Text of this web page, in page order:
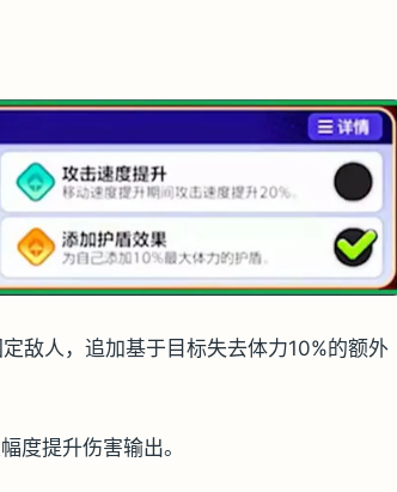
敌人，追加基于目标失去体力10%的额外
度提升伤害输出。